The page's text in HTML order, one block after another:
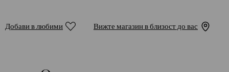
Добави в любими Вижте магазин в близост до вас